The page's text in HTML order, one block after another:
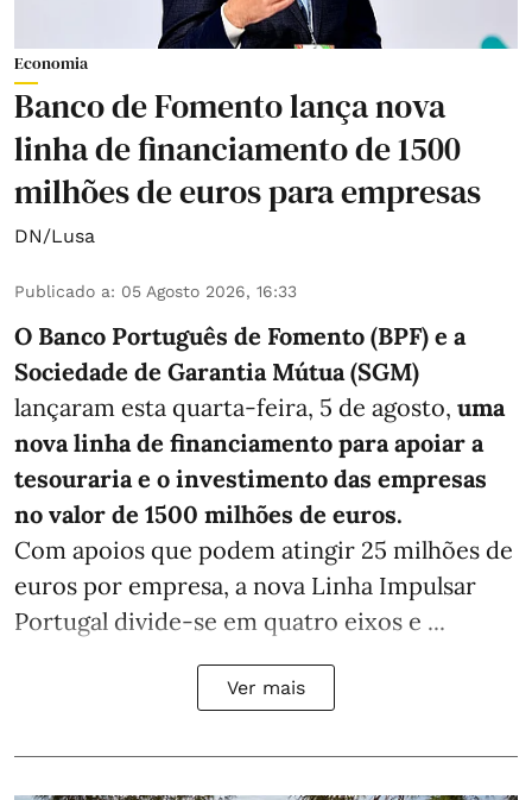
Economia
Banco de Fomento lança nova
linha de financiamento de 1500
milhões de euros para empresas
DN/Lusa
Publicado a: 05 Agosto 2026, 16:33
O Banco Português de Fomento (BPF) e a
Sociedade de Garantia Mútua (SGM)
lançaram esta quarta-feira, 5 de agosto, uma
nova linha de financiamento para apoiar a
tesouraria e o investimento das empresas
no valor de 1500 milhões de euros.
Com apoios que podem atingir 25 milhões de
euros por empresa, a nova Linha Impulsar
Portugal divide-se em quatro eixos e ...
Ver mais